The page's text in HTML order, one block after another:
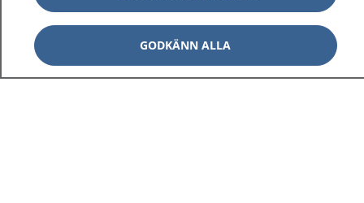
Om 1177 Visa
Kontakt Visa
GODKÄNN ALLA